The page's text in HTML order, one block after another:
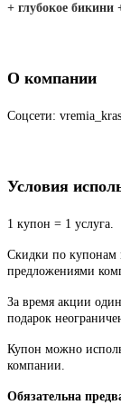
+ глубокое
О компании
Соцсети:
Условия
1 купон = 1 услуга.
Скидки по купонам
предложениями
За время акции
подарок
Купон можно
компании.
Обязательна